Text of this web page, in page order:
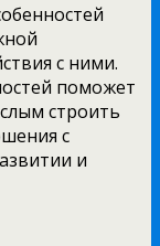
с ними.
поможет
строить
с
и